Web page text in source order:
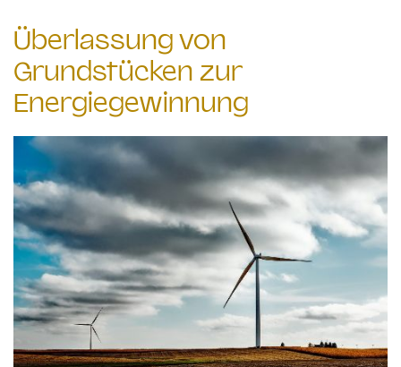
Überlassung von
Grundstücken zur
Energiegewinnung